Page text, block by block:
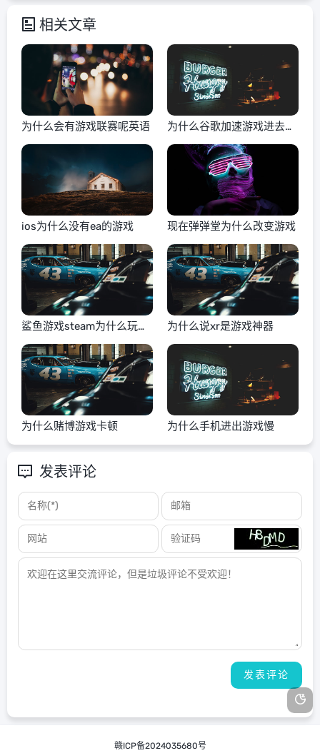
相关文章
为什么会有游戏联赛呢英语
为什么谷歌加速游戏进去黑
屏
ios为什么没有ea的游戏 现在弹弹堂为什么改变游戏
鲨鱼游戏steam为什么玩不
了
为什么说xr是游戏神器
为什么赌博游戏卡顿 为什么手机进出游戏慢
发表评论
赣ICP备2024035680号